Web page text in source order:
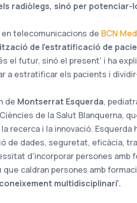
radiòlegs, sinó per potenciar-
telecomunicacions de BCN
de l'estratificació de
el futur, sinó el present' i ha
a estratificar els pacients i
de Montserrat Esquerda,
de la Salut Blanquerna,
recerca i la innovació.
de dades, seguretat, eficàcia,
d'incorporar persones amb
caldran persones amb
multidisciplinari'.